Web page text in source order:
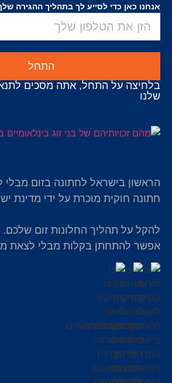
אנחנו כאן כדי לסייע לך בתהליך ההגירה
התחל
בלחיצה על התחל, אתה מסכים
שלנו
הראשון בישראל לחתונה בזום
חתונה חוקית מוכרת על ידי מדינת
להקל על תהליך החלונות זום שלכם.
אפשר להתחתן בקלות מבלי לצאת